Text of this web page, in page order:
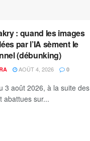
: quand les images
par l’IA sèment le
(débunking)
AOÛT 4, 2026 0
3 août 2026, à la suite des
abattues sur...